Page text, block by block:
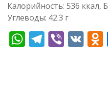
Калорийность: 536 ккал,
Углеводы: 42.3 г
WhatsApp
Viber
VK